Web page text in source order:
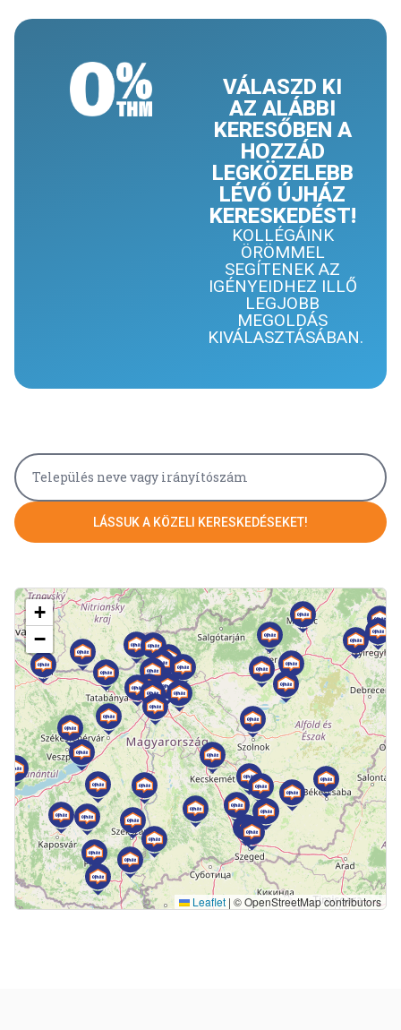
VÁLASZD KI
AZ ALÁBBI
KERESŐBEN A
HOZZÁD
LEGKÖZELEBB
LÉVŐ ÚJHÁZ
KERESKEDÉST!
KOLLÉGÁINK
ÖRÖMMEL
SEGÍTENEK AZ
IGÉNYEIDHEZ ILLŐ
LEGJOBB
MEGOLDÁS
KIVÁLASZTÁSÁBAN.
LÁSSUK A KÖZELI KERESKEDÉSEKET!
+
−
Leaflet | © OpenStreetMap contributors